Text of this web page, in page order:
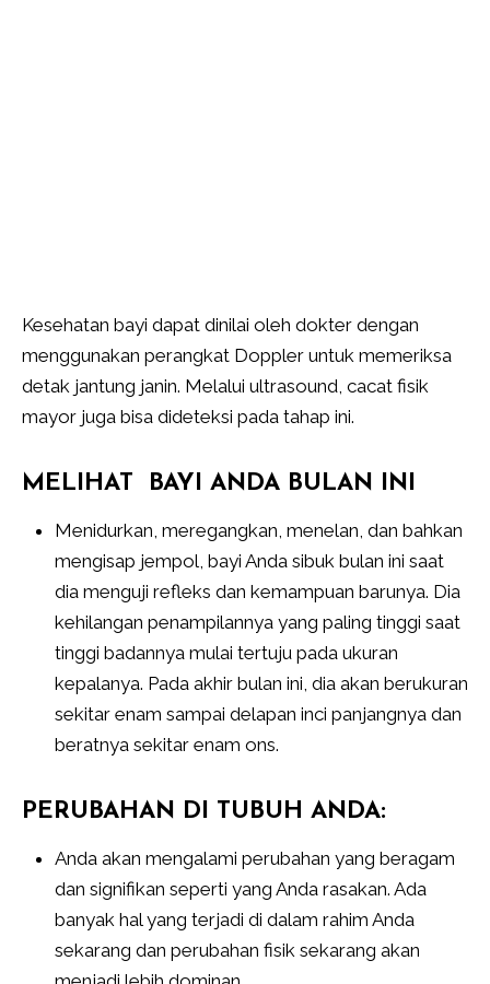
Kesehatan bayi dapat dinilai oleh dokter dengan
menggunakan perangkat Doppler untuk memeriksa
detak jantung janin. Melalui ultrasound, cacat fisik
mayor juga bisa dideteksi pada tahap ini.
MELIHAT BAYI ANDA BULAN INI
Menidurkan, meregangkan, menelan, dan bahkan
mengisap jempol, bayi Anda sibuk bulan ini saat
dia menguji refleks dan kemampuan barunya. Dia
kehilangan penampilannya yang paling tinggi saat
tinggi badannya mulai tertuju pada ukuran
kepalanya. Pada akhir bulan ini, dia akan berukuran
sekitar enam sampai delapan inci panjangnya dan
beratnya sekitar enam ons.
PERUBAHAN DI TUBUH ANDA:
Anda akan mengalami perubahan yang beragam
dan signifikan seperti yang Anda rasakan. Ada
banyak hal yang terjadi di dalam rahim Anda
sekarang dan perubahan fisik sekarang akan